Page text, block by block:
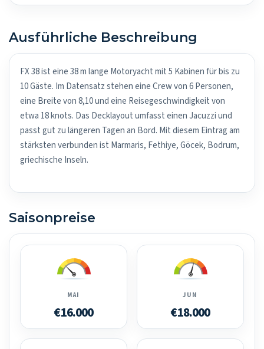
Ausführliche Beschreibung
FX 38 ist eine 38 m lange Motoryacht mit 5 Kabinen für bis zu
10 Gäste. Im Datensatz stehen eine Crew von 6 Personen,
eine Breite von 8,10 und eine Reisegeschwindigkeit von
etwa 18 knots. Das Decklayout umfasst einen Jacuzzi und
passt gut zu längeren Tagen an Bord. Mit diesem Eintrag am
stärksten verbunden ist Marmaris, Fethiye, Göcek, Bodrum,
griechische Inseln.
Saisonpreise
MAI
€16.000
JUN
€18.000